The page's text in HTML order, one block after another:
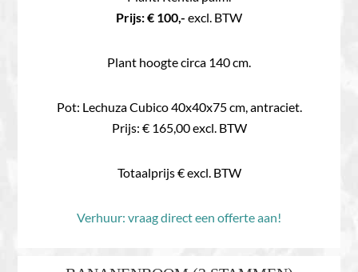
Prijs: € 100,- excl. BTW
Plant hoogte circa 140 cm.
Pot: Lechuza Cubico 40x40x75 cm, antraciet.
Prijs: € 165,00 excl. BTW
Totaalprijs € excl. BTW
Verhuur: vraag direct een offerte aan!